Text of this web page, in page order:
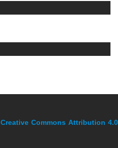
Creative Commons Attribution 4.0